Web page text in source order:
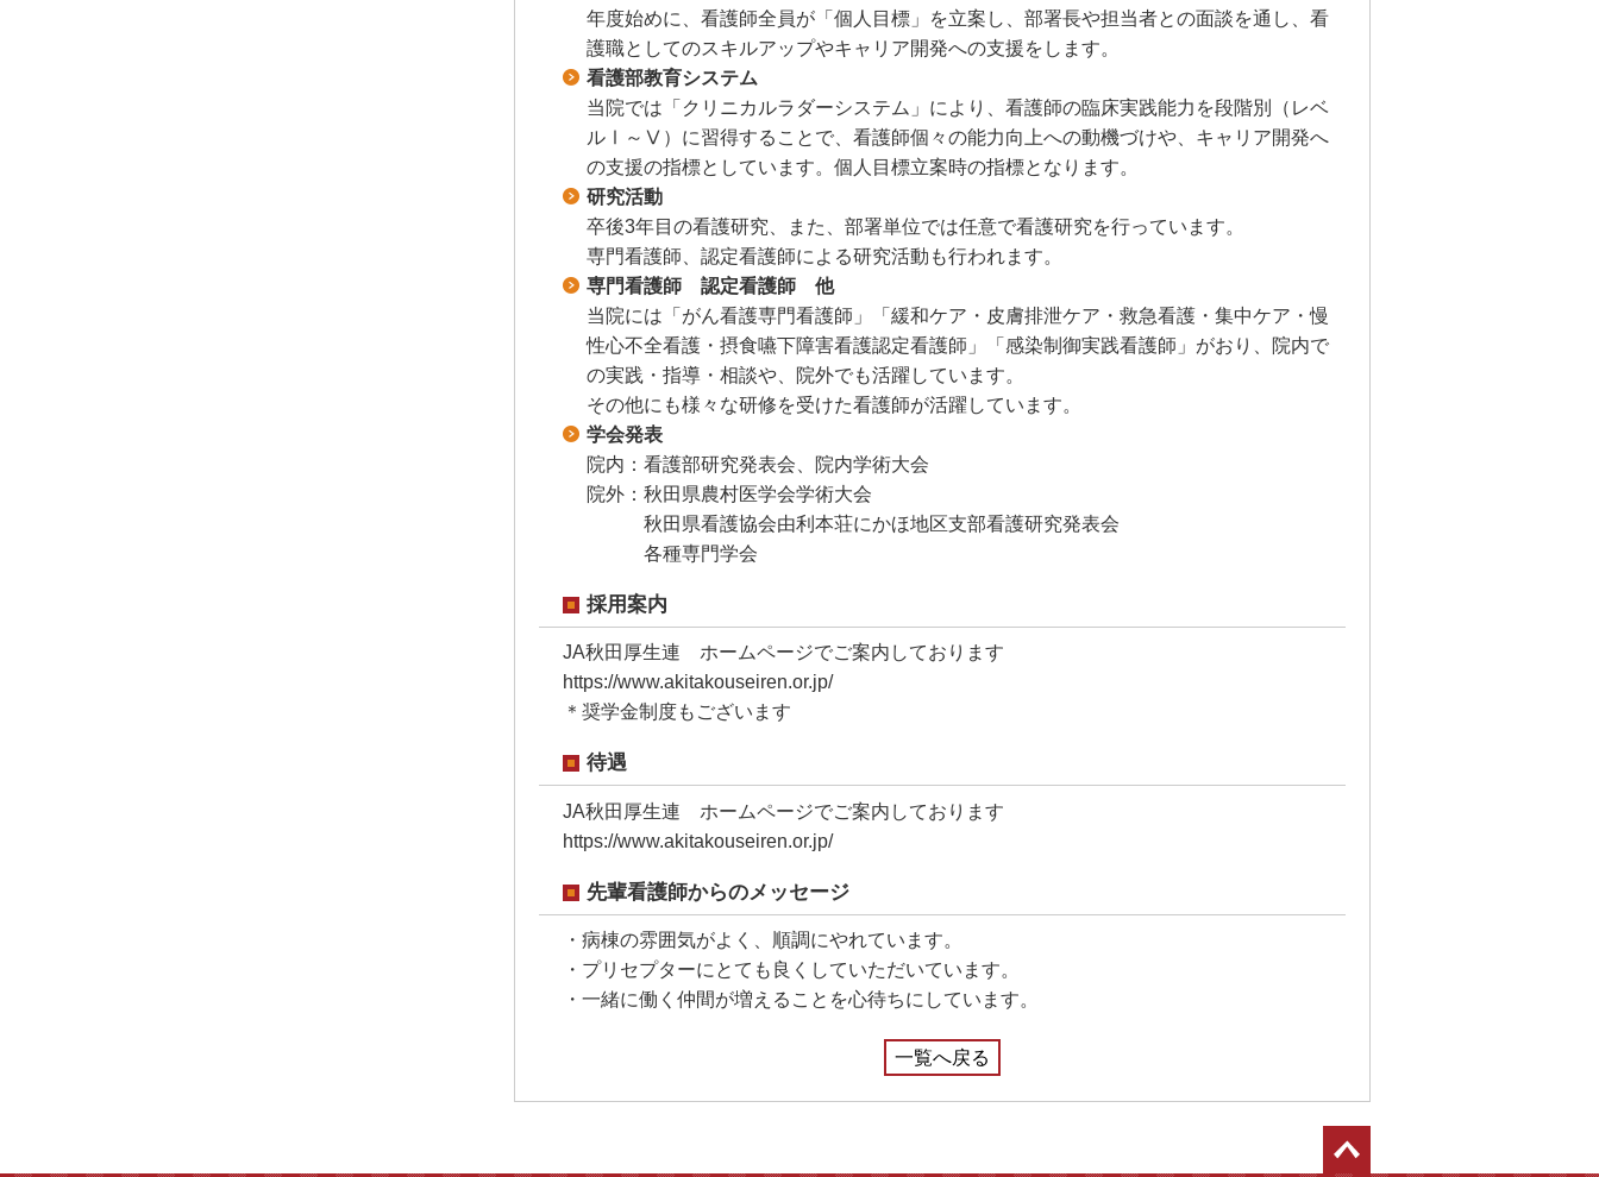
年度始めに、看護師全員が「個人目標」を立案し、部署長や担当者との面談を通し、看
護職としてのスキルアップやキャリア開発への支援をします。
看護部教育システム
当院では「クリニカルラダーシステム」により、看護師の臨床実践能力を段階別（レベ
ルⅠ～Ⅴ）に習得することで、看護師個々の能力向上への動機づけや、キャリア開発へ
の支援の指標としています。個人目標立案時の指標となります。
研究活動
卒後3年目の看護研究、また、部署単位では任意で看護研究を行っています。
専門看護師、認定看護師による研究活動も行われます。
専門看護師 認定看護師 他
当院には「がん看護専門看護師」「緩和ケア・皮膚排泄ケア・救急看護・集中ケア・慢
性心不全看護・摂食嚥下障害看護認定看護師」「感染制御実践看護師」がおり、院内で
の実践・指導・相談や、院外でも活躍しています。
その他にも様々な研修を受けた看護師が活躍しています。
学会発表
院内：看護部研究発表会、院内学術大会
院外：秋田県農村医学会学術大会
秋田県看護協会由利本荘にかほ地区支部看護研究発表会
各種専門学会
採用案内
JA秋田厚生連 ホームページでご案内しております
https://www.akitakouseiren.or.jp/
＊奨学金制度もございます
待遇
JA秋田厚生連 ホームページでご案内しております
https://www.akitakouseiren.or.jp/
先輩看護師からのメッセージ
・病棟の雰囲気がよく、順調にやれています。
・プリセプターにとても良くしていただいています。
・一緒に働く仲間が増えることを心待ちにしています。
一覧へ戻る